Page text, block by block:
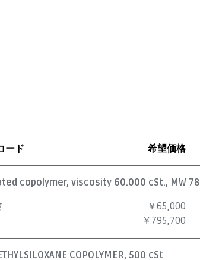
ード 希望価格
copolymer, viscosity 60.000 cSt., MW
￥65,000
￥795,700
COPOLYMER, 500 cSt